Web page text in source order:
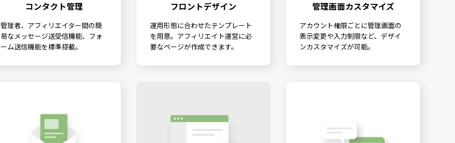
コンタクト管理
管理者、アフィリエイター間の簡
易なメッセージ送受信機能、フォ
ーム送信機能を標準搭載。
フロントデザイン
運用形態に合わせたテンプレート
を用意。アフィリエイト運営に必
要なページが作成できます。
管理画面カスタマイズ
アカウント権限ごとに管理画面の
表示変更や入力制限など、デザイ
ンカスタマイズが可能。